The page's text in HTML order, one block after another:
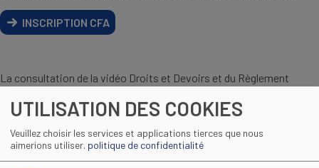
INSCRIPTION CFA
La consultation de la vidéo Droits et Devoirs et du Règlement
UTILISATION DES COOKIES
Veuillez choisir les services et applications tierces que nous
aimerions utiliser. politique de confidentialité